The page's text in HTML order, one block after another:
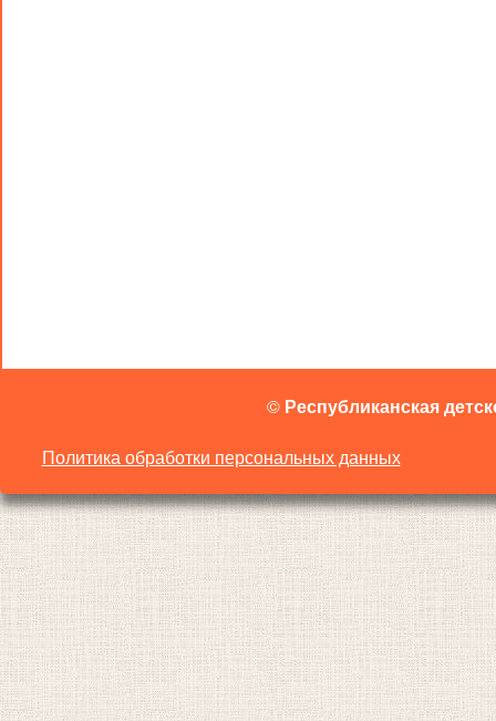
© Республиканская
Политика обработки персональных данных